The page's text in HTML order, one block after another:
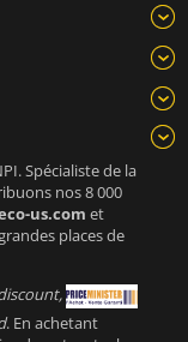
Spécialiste de la
nos 8 000
us.com et
places de
. En achetant